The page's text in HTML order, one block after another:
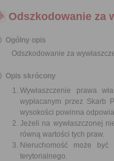
Odszkodowanie za
Ogólny opis
Odszkodowanie za
Opis skrócony
Wywłaszczenie prawa
wypłacanym przez Skarb
wysokości powinna
Jeżeli na wywłaszczonej
równą wartości tych praw.
Nieruchomość może
terytorialnego.